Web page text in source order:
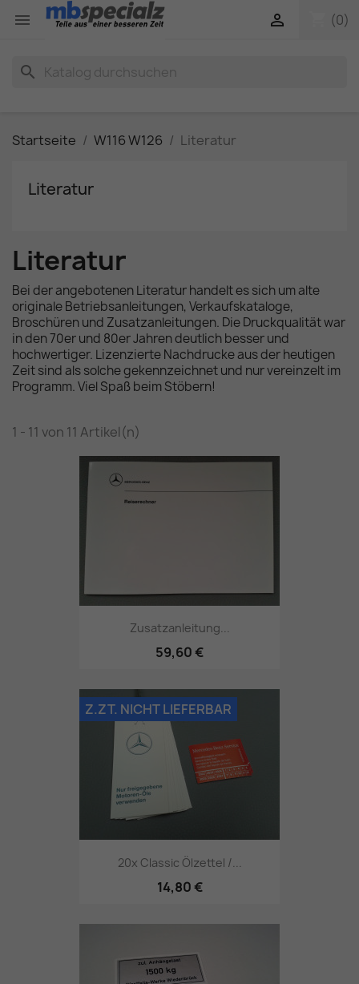
 (0)

search
Startseite W116 W126 Literatur
Literatur
Literatur
Bei der angebotenen Literatur handelt es sich um alte
originale Betriebsanleitungen, Verkaufskataloge,
Broschüren und Zusatzanleitungen. Die Druckqualität war
in den 70er und 80er Jahren deutlich besser und
hochwertiger. Lizenzierte Nachdrucke aus der heutigen
Zeit sind als solche gekennzeichnet und nur vereinzelt im
Programm. Viel Spaß beim Stöbern!
1 - 11 von 11 Artikel(n)
Zusatzanleitung...
59,60 €
20x Classic Ölzettel /...
14,80 €
Z.ZT. NICHT LIEFERBAR